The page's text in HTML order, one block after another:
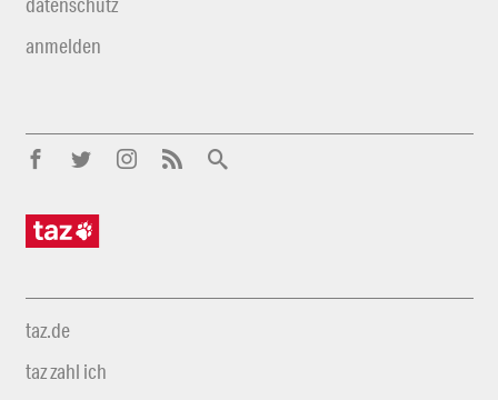
anmelden
taz.de
taz zahl ich